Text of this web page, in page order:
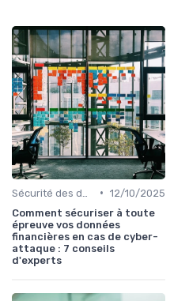
• 12/10/2025
Comment sécuriser à toute
épreuve vos données
financières en cas de cyber-
attaque : 7 conseils
d'experts